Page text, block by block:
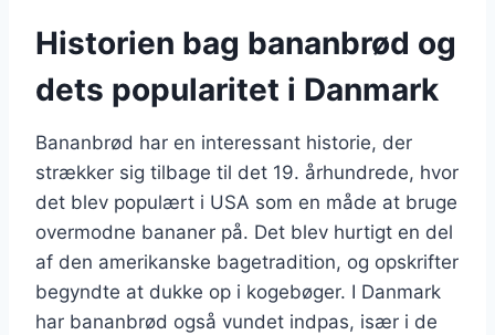
Historien bag bananbrød og
dets popularitet i Danmark
Bananbrød har en interessant historie, der
strækker sig tilbage til det 19. århundrede, hvor
det blev populært i USA som en måde at bruge
overmodne bananer på. Det blev hurtigt en del
af den amerikanske bagetradition, og opskrifter
begyndte at dukke op i kogebøger. I Danmark
har bananbrød også vundet indpas, især i de